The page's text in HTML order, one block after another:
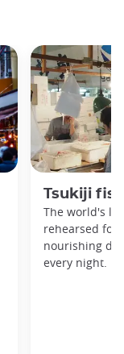
Tsukiji
The world's
rehearsed for
nourishing
every night.